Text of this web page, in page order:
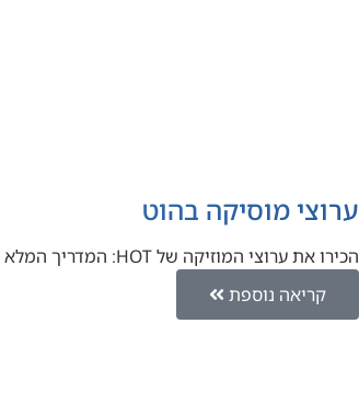
ערוצי מוסיקה בהוט
הכירו את ערוצי המוזיקה של HOT: המדריך המלא למי שאוהב לשמוע יאללה אחי, בואו נדבר על מוזיקה. אם אתם אוהבים…
קריאה נוספת